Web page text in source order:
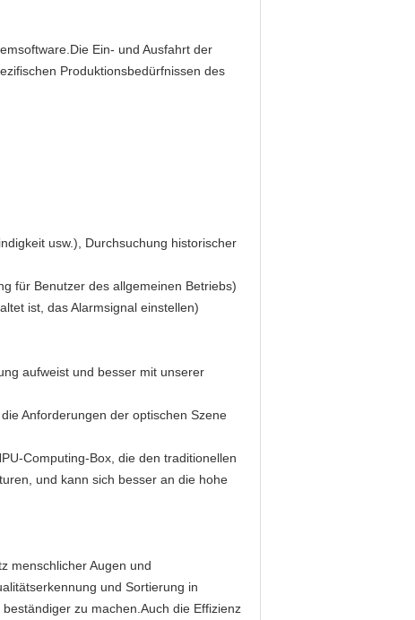
Ein- und Ausfahrt der
Produktionsbedürfnissen des
usw.), Durchsuchung historischer
für Benutzer des allgemeinen Betriebs)
ist, das Alarmsignal einstellen)
aufweist und besser mit unserer
Anforderungen der optischen Szene
Computing-Box, die den traditionellen
und kann sich besser an die hohe
menschlicher Augen und
und Sortierung in
zu machen.Auch die Effizienz